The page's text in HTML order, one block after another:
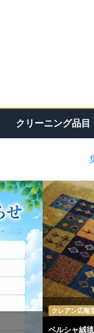
クリーニング品目
クレアン広報
ペルシャ絨